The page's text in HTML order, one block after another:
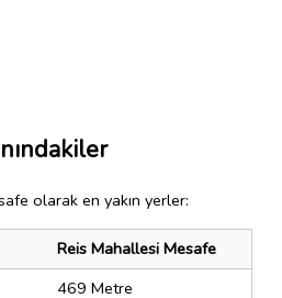
olarak en yakın yerler:
Reis Mahallesi Mesafe
469 Metre